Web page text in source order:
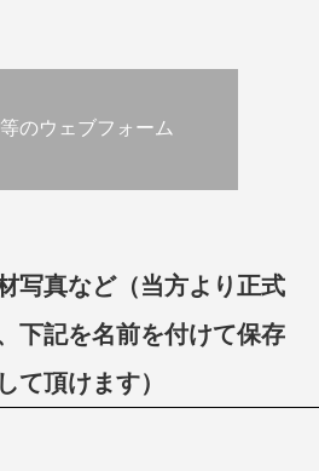
のウェブフォーム
写真など（当方より正式
下記を名前を付けて保存
て頂けます）